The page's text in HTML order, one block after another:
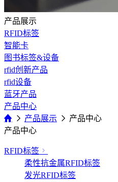
产品展示
RFID标签
智能卡
图书标签&设备
rfid创新产品
rfid设备
蓝牙产品
产品中心
产品展示
产品中心
产品中心
RFID标签
柔性抗金属RFID标签
发光RFID标签